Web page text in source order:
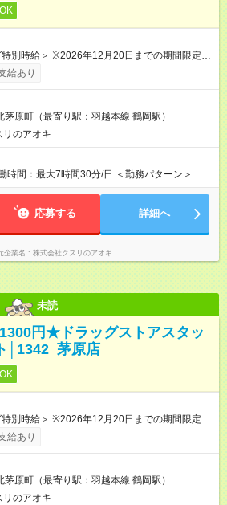
特別時給＞ ※2026年12月20日までの期間限定特
時給1300円 17:00～22:00 時給1400円
日～通常時給適用 8:30～17:00 時給1100円
手当】 ※登録販売者資格手当
あり（時給＋30円） 【試用期間】試用期間なし
給あり
茅原町（最寄り駅：羽越本線 鶴岡駅）
リのアオキ
時間：最大7時間30分/日 ＜勤務パターン＞ ・
タイム応相談！ 1日7
応募する 詳細へ
企業名 株式会社クスリのアオキ
未読
円★ドラッグストアスタッ
│1342_茅原店
特別時給＞ ※2026年12月20日までの期間限定特
時給1300円 17:00～22:00 時給1400円
日～通常時給適用 8:30～17:00 時給1100円
手当】 ※登録販売者資格手当
あり（時給＋30円） 【試用期間】試用期間なし
給あり
茅原町（最寄り駅：羽越本線 鶴岡駅）
リのアオキ